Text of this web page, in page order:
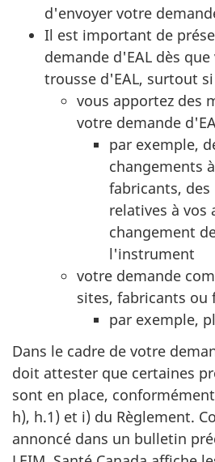
d'envoyer votre
Il est important de
demande d'EAL dès
trousse d'EAL, surtout
vous apportez des
votre demande
par exemple,
changements
fabricants,
relatives à vos
changement
l'instrument
votre demande
sites, fabricants ou
par exemple,
Dans le cadre de votre
doit attester que certaines
sont en place,
h), h.1) et i) du Règlement.
annoncé dans un bulletin